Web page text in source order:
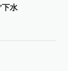
下水